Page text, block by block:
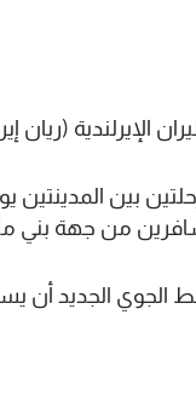
الإيرلندية
من جهة بني
الجوي الجديد أن